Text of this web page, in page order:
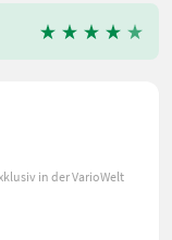
in der VarioWelt